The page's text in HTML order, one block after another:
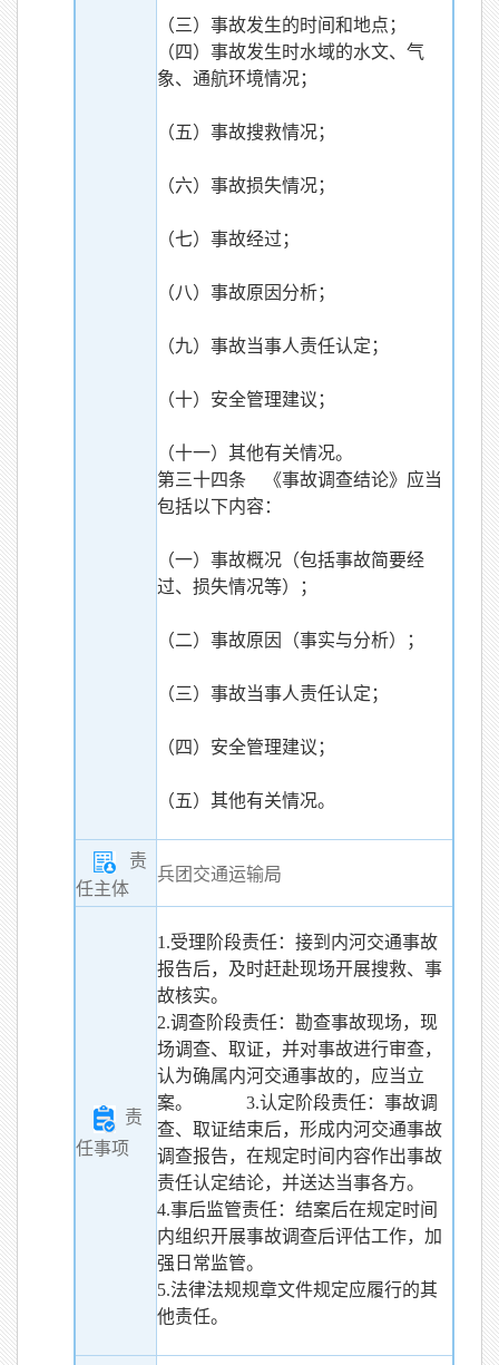
（三）事故发生的时间和地点；
（四）事故发生时水域的水文、气
象、通航环境情况；
（五）事故搜救情况；
（六）事故损失情况；
（七）事故经过；
（八）事故原因分析；
（九）事故当事人责任认定；
（十）安全管理建议；
（十一）其他有关情况。
第三十四条 《事故调查结论》应当
包括以下内容：
（一）事故概况（包括事故简要经
过、损失情况等）；
（二）事故原因（事实与分析）；
（三）事故当事人责任认定；
（四）安全管理建议；
（五）其他有关情况。
责
任主体
兵团交通运输局
责
任事项
1.受理阶段责任：接到内河交通事故
报告后，及时赶赴现场开展搜救、事
故核实。
2.调查阶段责任：勘查事故现场，现
场调查、取证，并对事故进行审查，
认为确属内河交通事故的，应当立
案。 3.认定阶段责任：事故调
查、取证结束后，形成内河交通事故
调查报告，在规定时间内容作出事故
责任认定结论，并送达当事各方。
4.事后监管责任：结案后在规定时间
内组织开展事故调查后评估工作，加
强日常监管。
5.法律法规规章文件规定应履行的其
他责任。